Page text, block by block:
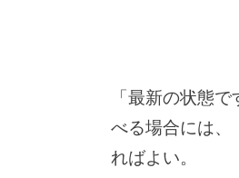
「最新の状態
べる場合には、
ればよい。